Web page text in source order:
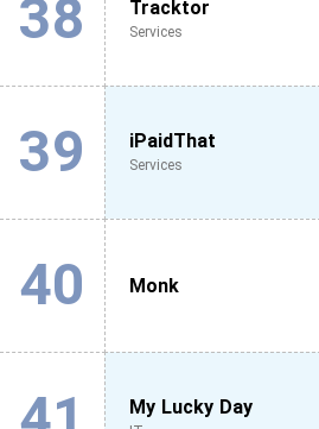
38 Tracktor
Services
39 iPaidThat
Services
40 Monk
My Lucky Day